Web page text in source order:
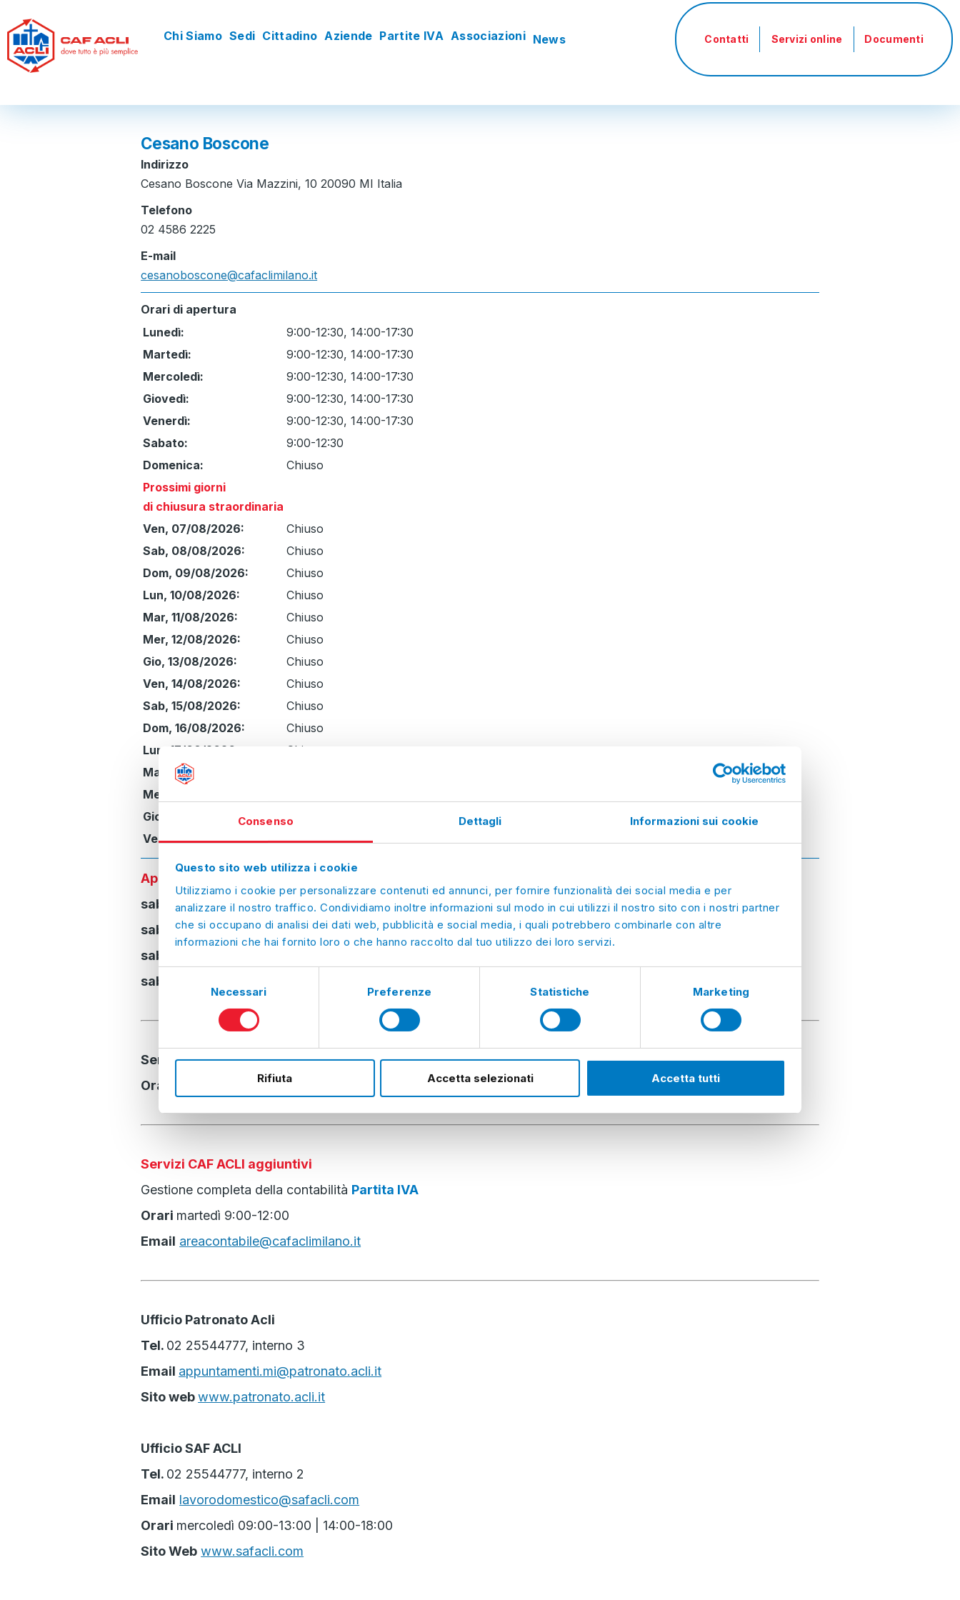
Consenso Dettagli Informazioni sui cookie
Questo sito web utilizza i cookie
Utilizziamo i cookie per personalizzare contenuti ed annunci, per fornire funzionalità dei social media e per
analizzare il nostro traffico. Condividiamo inoltre informazioni sul modo in cui utilizzi il nostro sito con i nostri partner
che si occupano di analisi dei dati web, pubblicità e social media, i quali potrebbero combinarle con altre
informazioni che hai fornito loro o che hanno raccolto dal tuo utilizzo dei loro servizi.
Selezione
Necessari Preferenze Statistiche Marketing
Rifiuta Accetta selezionati Accetta tutti
Navigazione
Chi Siamo Sedi Cittadino Aziende Partite IVA Associazioni News Contatti Servizi online Documenti
Cesano Boscone
Indirizzo
Cesano Boscone Via Mazzini, 10 20090 MI Italia
Telefono
02 4586 2225
E-mail
cesanoboscone@cafaclimilano.it
Orari di apertura
Giorno
Time
slot
Commento
Lunedì:
9:00-12:30, 14:00-17:30
Martedì:
9:00-12:30, 14:00-17:30
Mercoledì:
9:00-12:30, 14:00-17:30
Giovedì:
9:00-12:30, 14:00-17:30
Venerdì:
9:00-12:30, 14:00-17:30
Sabato:
9:00-12:30
Domenica:
Chiuso
Prossimi giorni
di chiusura straordinaria
Ven, 07/08/2026:
Chiuso
Sab, 08/08/2026:
Chiuso
Dom, 09/08/2026:
Chiuso
Lun, 10/08/2026:
Chiuso
Mar, 11/08/2026:
Chiuso
Mer, 12/08/2026:
Chiuso
Gio, 13/08/2026:
Chiuso
Ven, 14/08/2026:
Chiuso
Sab, 15/08/2026:
Chiuso
Dom, 16/08/2026:
Chiuso
Lun, 17/08/2026:
Chiuso
Mar, 18/08/2026:
Mer, 19/08/2026:
Gio, 20/08/2026:
Chiuso
Ven, 21/08/2026:
Chiuso
Aperture straordinarie
sabato 09/059:00-13:00
sabato 16/059:00-13:00
sabato
sabato
Servizio di informazioni e accoglienza
Orari
lunedì, mercoledì 9:00-13:00 martedì, giovedì, venerdì 9:00-13:00 | 14:00-16:00
Servizi CAF ACLI aggiuntivi
Gestione completa della contabilità Partita IVA
Orari martedì 9:00-12:00
Email areacontabile@cafaclimilano.it
Ufficio Patronato Acli
Tel. 02 25544777, interno 3
Email appuntamenti.mi@patronato.acli.it
Sito webwww.patronato.acli.it
Ufficio SAF ACLI
Tel. 02 25544777, interno 2
Email lavorodomestico@safacli.com
Orari mercoledì 09:00-13:00 | 14:00-18:00
Sito Web www.safacli.com